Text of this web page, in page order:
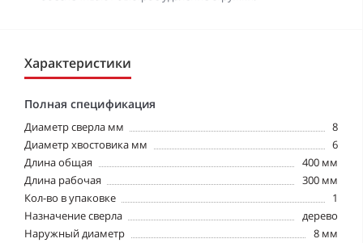
Характеристики
Полная спецификация
Диаметр сверла мм
8
Диаметр хвостовика мм
6
Длина общая
400 мм
Длина рабочая
300 мм
Кол-во в упаковке
1
Назначение сверла
дерево
Наружный диаметр
8 мм